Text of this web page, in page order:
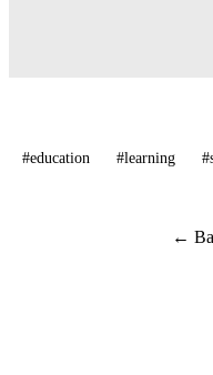
#education #learning
←